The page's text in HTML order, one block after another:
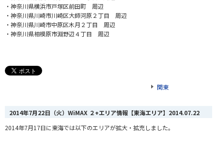
・神奈川県横浜市戸塚区前田町 周辺
・神奈川県川崎市川崎区大師河原２丁目 周辺
・神奈川県川崎市中原区木月２丁目 周辺
・神奈川県相模原市淵野辺４丁目 周辺
関東
2014年7月22日（火）WiMAX ２+エリア情報【東海エリア】 2014.07.22
2014年7月17日に東海では以下のエリアが拡大・拡充しました。